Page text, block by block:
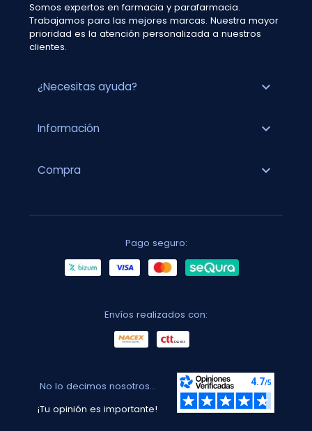
Somos expertos en farmacia y parafarmacia.
Trabajamos para las mejores marcas. Nuestra mayor
prioridad es la atención personalizada a nuestros
clientes.
¿Necesitas ayuda? expand_more
Información expand_more
Compra expand_more
Pago seguro:
Envíos realizados con:
No lo decimos nosotros...
¡Tu opinión es importante!